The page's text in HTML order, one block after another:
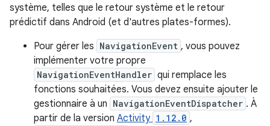
système, telles que le retour système et le retour
prédictif dans Android (et d'autres plates-formes).
Pour gérer les NavigationEvent , vous pouvez
implémenter votre propre
NavigationEventHandler qui remplace les
fonctions souhaitées. Vous devez ensuite ajouter le
gestionnaire à un NavigationEventDispatcher . À
partir de la version Activity 1.12.0 ,